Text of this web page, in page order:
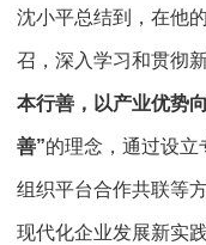
沈小平总结到，在他
召，深入学习和贯彻
本行善，以产业优势
善”的理念，通过设
组织平台合作共联等
现代化企业发展新实